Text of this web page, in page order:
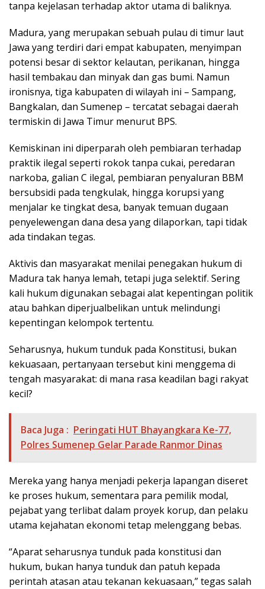
tanpa kejelasan terhadap aktor utama di baliknya.
Madura, yang merupakan sebuah pulau di timur laut
Jawa yang terdiri dari empat kabupaten, menyimpan
potensi besar di sektor kelautan, perikanan, hingga
hasil tembakau dan minyak dan gas bumi. Namun
ironisnya, tiga kabupaten di wilayah ini – Sampang,
Bangkalan, dan Sumenep – tercatat sebagai daerah
termiskin di Jawa Timur menurut BPS.
Kemiskinan ini diperparah oleh pembiaran terhadap
praktik ilegal seperti rokok tanpa cukai, peredaran
narkoba, galian C ilegal, pembiaran penyaluran BBM
bersubsidi pada tengkulak, hingga korupsi yang
menjalar ke tingkat desa, banyak temuan dugaan
penyelewengan dana desa yang dilaporkan, tapi tidak
ada tindakan tegas.
Aktivis dan masyarakat menilai penegakan hukum di
Madura tak hanya lemah, tetapi juga selektif. Sering
kali hukum digunakan sebagai alat kepentingan politik
atau bahkan diperjualbelikan untuk melindungi
kepentingan kelompok tertentu.
Seharusnya, hukum tunduk pada Konstitusi, bukan
kekuasaan, pertanyaan tersebut kini menggema di
tengah masyarakat: di mana rasa keadilan bagi rakyat
kecil?
Baca Juga : Peringati HUT Bhayangkara Ke-77,
Polres Sumenep Gelar Parade Ranmor Dinas
Mereka yang hanya menjadi pekerja lapangan diseret
ke proses hukum, sementara para pemilik modal,
pejabat yang terlibat dalam proyek korup, dan pelaku
utama kejahatan ekonomi tetap melenggang bebas.
“Aparat seharusnya tunduk pada konstitusi dan
hukum, bukan hanya tunduk dan patuh kepada
perintah atasan atau tekanan kekuasaan,” tegas salah